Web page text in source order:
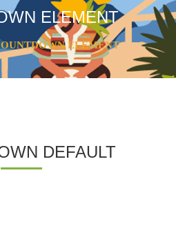
ELEMENT
ELEMENT
DEFAULT